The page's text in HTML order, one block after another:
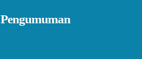
Pengumuman